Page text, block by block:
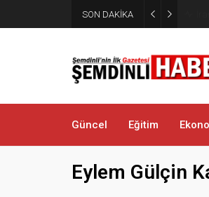
SON DAKİKA
Güncel Eğitim
Eylem Gülçin